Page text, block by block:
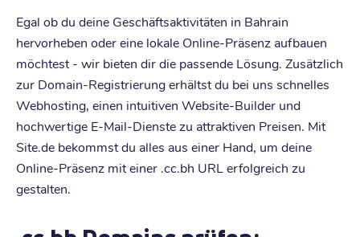
Egal ob du deine Geschäftsaktivitäten in Bahrain
hervorheben oder eine lokale Online-Präsenz aufbauen
möchtest - wir bieten dir die passende Lösung. Zusätzlich
zur Domain-Registrierung erhältst du bei uns schnelles
Webhosting, einen intuitiven Website-Builder und
hochwertige E-Mail-Dienste zu attraktiven Preisen. Mit
Site.de bekommst du alles aus einer Hand, um deine
Online-Präsenz mit einer .cc.bh URL erfolgreich zu
gestalten.